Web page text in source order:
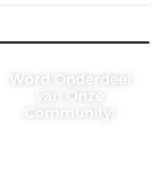
Word Onderdeel
van Onze
Community!